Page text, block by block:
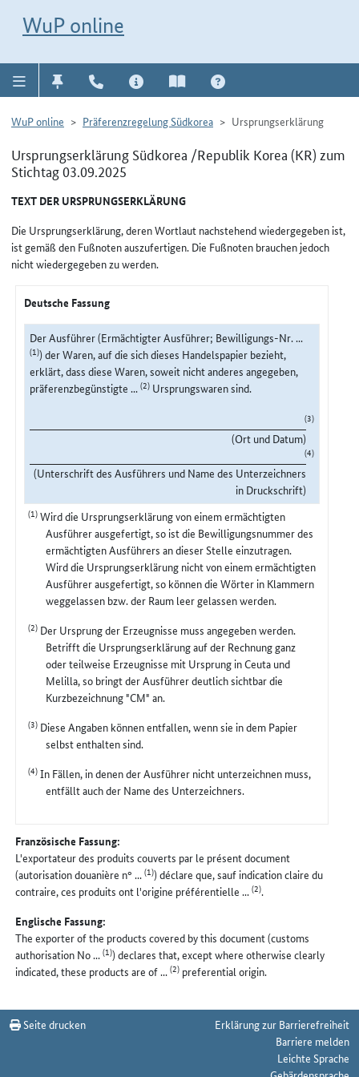
WuP online
WuP online Präferenzregelung Südkorea Ursprungserklärung
Ursprungserklärung Südkorea /Republik Korea (KR) zum
Stichtag 03.09.2025
TEXT DER URSPRUNGSERKLÄRUNG
Die Ursprungserklärung, deren Wortlaut nachstehend wiedergegeben ist,
ist gemäß den Fußnoten auszufertigen. Die Fußnoten brauchen jedoch
nicht wiedergegeben zu werden.
Deutsche Fassung
Der Ausführer (Ermächtigter Ausführer; Bewilligungs-Nr. ...
(1)) der Waren, auf die sich dieses Handelspapier bezieht,
erklärt, dass diese Waren, soweit nicht anderes angegeben,
präferenzbegünstigte ...(2) Ursprungswaren sind.
(3)
(Ort und Datum)
(4)
(Unterschrift des Ausführers und Name des Unterzeichners
in Druckschrift)
(1)Wird die Ursprungserklärung von einem ermächtigten
Ausführer ausgefertigt, so ist die Bewilligungsnummer des
ermächtigten Ausführers an dieser Stelle einzutragen.
Wird die Ursprungserklärung nicht von einem ermächtigten
Ausführer ausgefertigt, so können die Wörter in Klammern
weggelassen bzw. der Raum leer gelassen werden.
(2) Der Ursprung der Erzeugnisse muss angegeben werden.
Betrifft die Ursprungserklärung auf der Rechnung ganz
oder teilweise Erzeugnisse mit Ursprung in Ceuta und
Melilla, so bringt der Ausführer deutlich sichtbar die
Kurzbezeichnung "CM" an.
(3) Diese Angaben können entfallen, wenn sie in dem Papier
selbst enthalten sind.
(4)In Fällen, in denen der Ausführer nicht unterzeichnen muss,
entfällt auch der Name des Unterzeichners.
Französische Fassung:
L'exportateur des produits couverts par le présent document
(autorisation douanière n° ...(1)) déclare que, sauf indication claire du
contraire, ces produits ont l'origine préférentielle ...(2).
Englische Fassung:
The exporter of the products covered by this document (customs
authorisation No ...(1)) declares that, except where otherwise clearly
indicated, these products are of ...(2) preferential origin.
Seite drucken
Erklärung zur Barrierefreiheit
Barriere melden
Leichte Sprache